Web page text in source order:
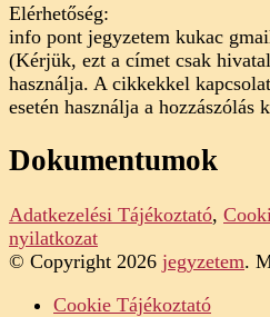
Elérhetőség:
info pont jegyzetem kukac
(Kérjük, ezt a címet csak
használja. A cikkekkel
esetén használja a hozzászólás
Dokumentumok
Adatkezelési Tájékoztató,
nyilatkozat
© Copyright 2026 jegyzetem.
Cookie Tájékoztató